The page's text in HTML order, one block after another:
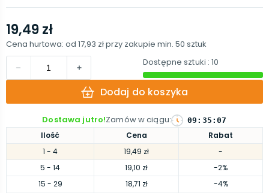
Ilość Cena
Rabat
1 - 4 19,49 zł
-
5 - 14 19,10 zł
-2%
15 - 29 18,71 zł
-4%
19,49 zł
Cena hurtowa: od 17,93 złprzy zakupie min. 50 sztuk
Dostępne sztuki : 10
Dodaj do koszyka
Dostawa jutro!Zamów w ciągu: 09 : 35 :07